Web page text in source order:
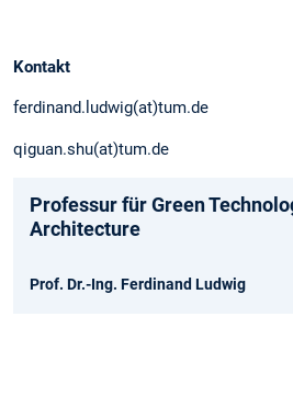
Kontakt
ferdinand.ludwig(at)tum.de
qiguan.shu(at)tum.de
Professur für Green
Architecture
Prof. Dr.-Ing. Ferdinand Ludwig